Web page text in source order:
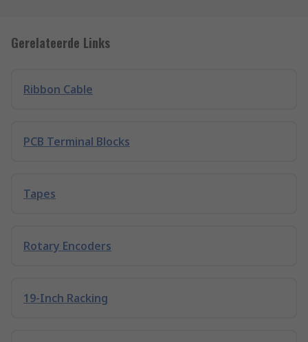
Gerelateerde Links
Ribbon Cable
PCB Terminal Blocks
Tapes
Rotary Encoders
19-Inch Racking